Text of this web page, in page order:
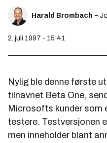
Harald Brombach –
2. juli 1997 - 15:41
Nylig ble denne første
tilnavnet Beta One,
Microsofts kunder som
testere. Testversjonen
men inneholder blant